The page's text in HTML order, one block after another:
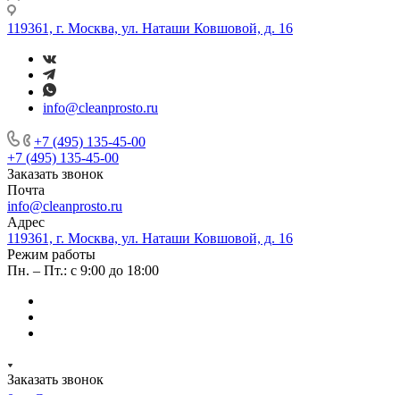
119361, г. Москва, ул. Наташи Ковшовой, д. 16
info@cleanprosto.ru
+7 (495) 135-45-00
+7 (495) 135-45-00
Заказать звонок
Почта
info@cleanprosto.ru
Адрес
119361, г. Москва, ул. Наташи Ковшовой, д. 16
Режим работы
Пн. – Пт.: с 9:00 до 18:00
Заказать звонок